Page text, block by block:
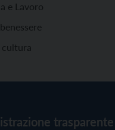
e Lavoro
cultura
trasparente